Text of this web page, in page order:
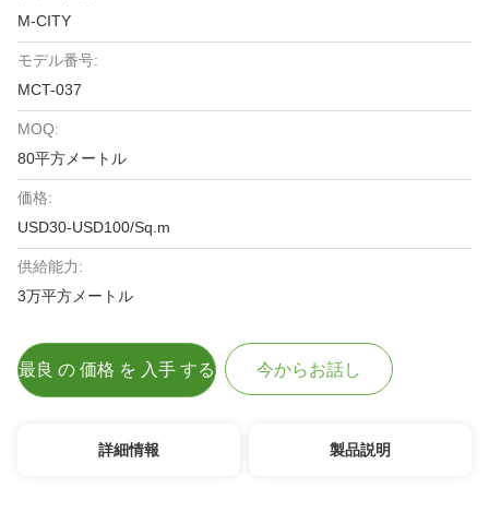
M-CITY
モデル番号:
MCT-037
MOQ:
80平方メートル
価格:
USD30-USD100/Sq.m
供給能力:
3万平方メートル
最良 の 価格 を 入手 する 今からお話し
詳細情報 製品説明